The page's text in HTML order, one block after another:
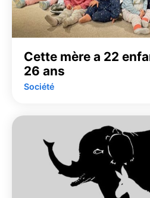
Cette mère a 22
26 ans
Société